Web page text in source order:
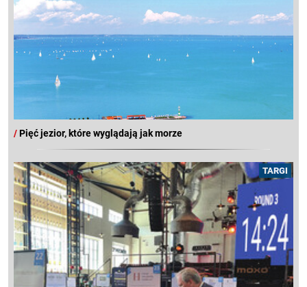
/Pięć jezior, które wyglądają jak morze
TARGI